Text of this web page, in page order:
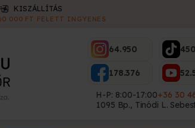
64.950
178.376
H-P: 8:00-17:00+36 30
1095 Bp., Tinódi L.